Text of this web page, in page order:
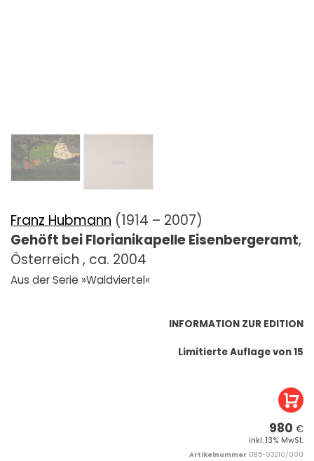
Franz Hubmann (1914 – 2007)
Gehöft bei Florianikapelle Eisenbergeramt,
Österreich , ca. 2004
Aus der Serie »Waldviertel«
INFORMATION ZUR EDITION
Limitierte Auflage von 15
980 €
inkl. 13% MwSt.
Artikelnummer 085-03210/000